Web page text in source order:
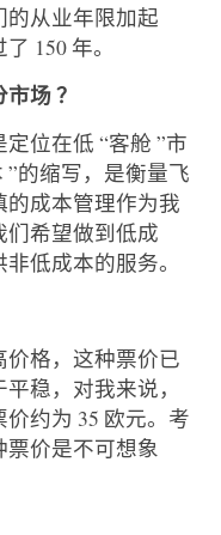
从业年限加起
150 年。
市场？
位在低 “客舱 ”市
”的缩写，是衡量飞
成本管理作为我
希望做到低成
低成本的服务。
格，这种票价已
稳，对我来说，
约为 35 欧元。考
价是不可想象